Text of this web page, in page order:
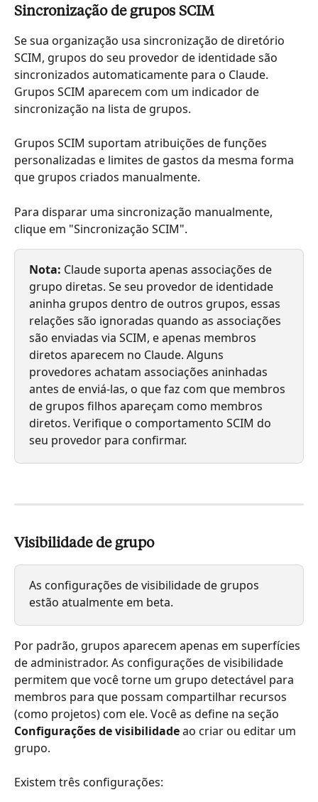
Sincronização de grupos SCIM
Se sua organização usa sincronização de diretório
SCIM, grupos do seu provedor de identidade são
sincronizados automaticamente para o Claude.
Grupos SCIM aparecem com um indicador de
sincronização na lista de grupos.
Grupos SCIM suportam atribuições de funções
personalizadas e limites de gastos da mesma forma
que grupos criados manualmente.
Para disparar uma sincronização manualmente,
clique em "Sincronização SCIM".
Nota: Claude suporta apenas associações de
grupo diretas. Se seu provedor de identidade
aninha grupos dentro de outros grupos, essas
relações são ignoradas quando as associações
são enviadas via SCIM, e apenas membros
diretos aparecem no Claude. Alguns
provedores achatam associações aninhadas
antes de enviá-las, o que faz com que membros
de grupos filhos apareçam como membros
diretos. Verifique o comportamento SCIM do
seu provedor para confirmar.
Visibilidade de grupo
As configurações de visibilidade de grupos
estão atualmente em beta.
Por padrão, grupos aparecem apenas em superfícies
de administrador. As configurações de visibilidade
permitem que você torne um grupo detectável para
membros para que possam compartilhar recursos
(como projetos) com ele. Você as define na seção
Configurações de visibilidade ao criar ou editar um
grupo.
Existem três configurações: